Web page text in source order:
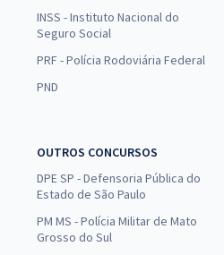
INSS - Instituto Nacional do
Seguro Social
PRF - Polícia Rodoviária Federal
PND
OUTROS CONCURSOS
DPE SP - Defensoria Pública do
Estado de São Paulo
PM MS - Polícia Militar de Mato
Grosso do Sul